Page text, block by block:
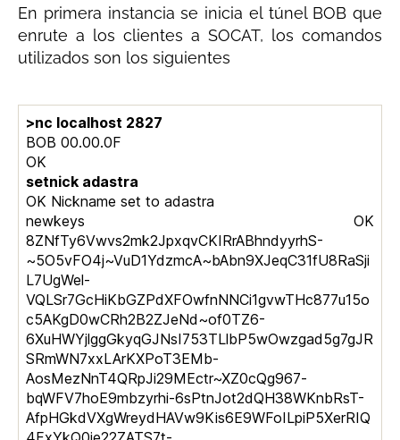
En primera instancia se inicia el túnel BOB que
enrute a los clientes a SOCAT, los comandos
utilizados son los siguientes
>nc localhost 2827
BOB 00.00.0F
OK
setnick adastra
OK Nickname set to adastra
newkeys OK
8ZNfTy6Vwvs2mk2JpxqvCKIRrABhndyyrhS-
~5O5vFO4j~VuD1YdzmcA~bAbn9XJeqC31fU8RaSji
L7UgWel-
VQLSr7GcHiKbGZPdXFOwfnNNCi1gvwTHc877u15o
c5AKgD0wCRh2B2ZJeNd~of0TZ6-
6XuHWYjlggGkyqGJNsI753TLlbP5wOwzgad5g7gJR
SRmWN7xxLArKXPoT3EMb-
AosMezNnT4QRpJi29MEctr~XZ0cQg967-
bqWFV7hoE9mbzyrhi-6sPtnJot2dQH38WKnbRsT-
AfpHGkdVXgWreydHAVw9Kis6E9WFoILpiP5XerRIQ